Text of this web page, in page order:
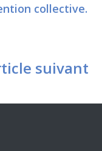
collective.
suivant